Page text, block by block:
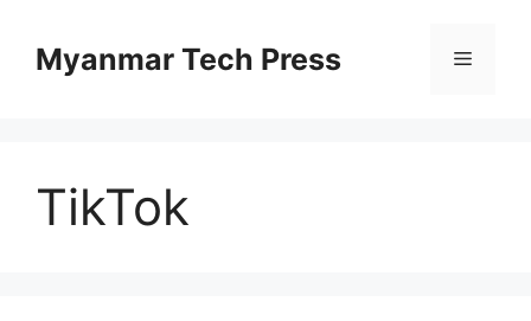
contentMyanmar Tech Press Menu
TikTok